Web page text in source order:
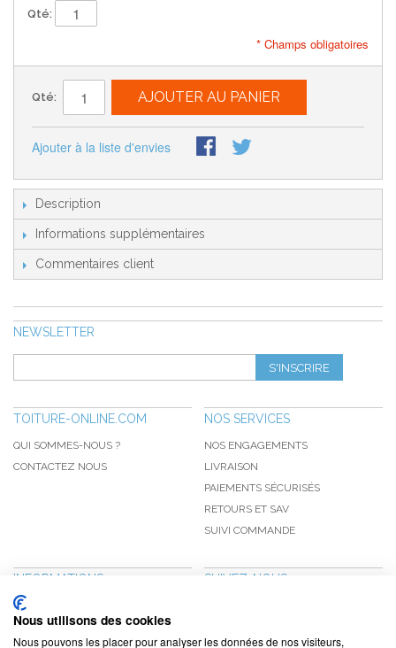
Qté:
* Champs obligatoires
Qté: AJOUTER AU PANIER
Ajouter à la liste d'envies
Description
Informations supplémentaires
Commentaires client
NEWSLETTER
S'INSCRIRE
TOITURE-ONLINE.COM
QUI SOMMES-NOUS ?
CONTACTEZ NOUS
NOS SERVICES
NOS ENGAGEMENTS
LIVRAISON
PAIEMENTS SÉCURISÉS
RETOURS ET SAV
SUIVI COMMANDE
INFORMATIONS
NOUVEAUTÉS
PROMOTIONS
SUIVEZ-NOUS
Nous utilisons des cookies
Nous pouvons les placer pour analyser les données de nos visiteurs,